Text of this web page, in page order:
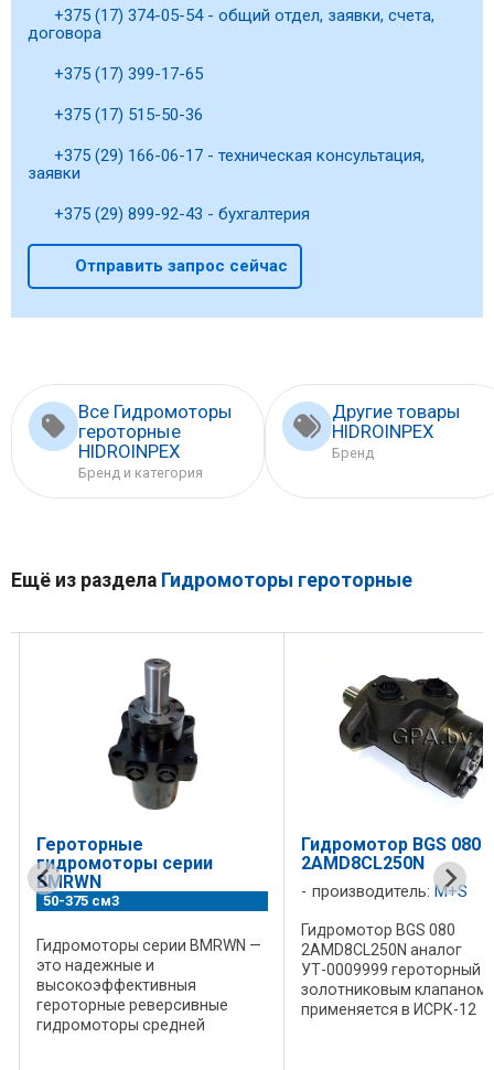
+375 (17) 374-05-54 - общий отдел, заявки, счета,
договора
+375 (17) 399-17-65
+375 (17) 515-50-36
+375 (29) 166-06-17 - техническая консультация,
заявки
+375 (29) 899-92-43 - бухгалтерия
Отправить запрос сейчас
Все Гидромоторы
героторные
HIDROINPEX
Бренд и категория
Другие товары
HIDROINPEX
Бренд
Ещё из раздела Гидромоторы героторные
Героторные
гидромоторы серии
BMRWN
50-375 см3
Гидромоторы серии BMRWN —
это надежные и
высокоэффективныя
героторные реверсивные
гидромоторы средней
Гидромотор BGS 080
2AMD8CL250N
производитель: M+S
Гидромотор BGS 080
2AMD8CL250N аналог
УТ-0009999 героторный с
золотниковым клапаном
применяется в ИСРК-12